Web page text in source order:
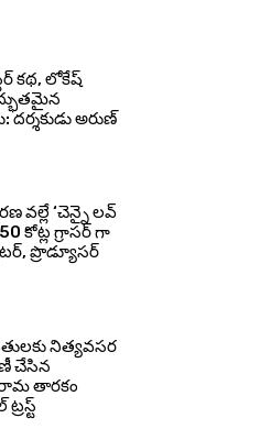
కథ, లోకేష్
దర్శకుడు అరుణ్
వల్లే ‘చెన్నై లవ్
కోట్ల గ్రాసర్ గా
ప్రొడ్యూసర్
నిత్యవసర
చేసిన
తారకం